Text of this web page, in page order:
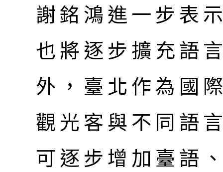
謝銘鴻進一步表
也將逐步擴充語
外，臺北作為國
觀光客與不同語
可逐步增加臺語